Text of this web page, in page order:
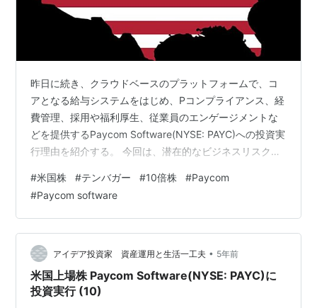
昨日に続き、クラウドベースのプラットフォームで、コ
アとなる給与システムをはじめ、Pコンプライアンス、経
費管理、採用や福利厚生、従業員のエンゲージメントな
どを提供するPaycom Software(NYSE: PAYC)への投資実
行理由を紹介する。 今回は、潜在的なビジネスリスクと
いて。 ・前回までの記事 www.investor-2018.com
www.investor-2018.com www.investor-2018.com
www.investor-2018.com www.investor-2018.com
www.i…
#米国株 #テンバガー #10倍株 #Paycom
#Paycom software
アイデア投資家 資産運用と生活一工夫 • 5年前
米国上場株 Paycom Software(NYSE: PAYC)に
投資実行 (10)